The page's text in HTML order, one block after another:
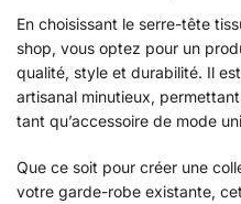
En choisissant le serre-tête
shop, vous optez pour un
qualité, style et durabilité. Il
artisanal minutieux,
tant qu’accessoire de mode
Que ce soit pour créer une
votre garde-robe existante,